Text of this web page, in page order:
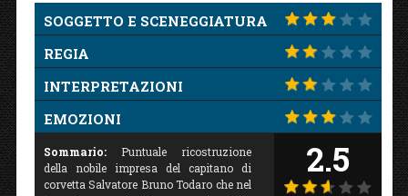
SOGGETTO E SCENEGGIATURA
REGIA
INTERPRETAZIONI
EMOZIONI
Sommario:Puntuale ricostruzione
della nobile impresa del capitano di
corvetta Salvatore Bruno Todaro che nel
2.5